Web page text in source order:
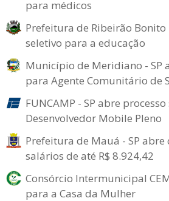
para médicos
Prefeitura de Ribeirão Bonito
seletivo para a educação
Município de Meridiano - SP
para Agente Comunitário de
FUNCAMP - SP abre
Desenvolvedor Mobile Pleno
Prefeitura de Mauá - SP
salários de até R$ 8.924,42
Consórcio Intermunicipal
para a Casa da Mulher